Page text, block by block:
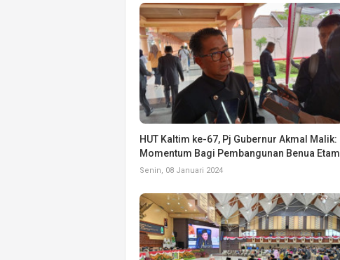
HUT Kaltim ke-67, Pj Gubernur Akmal Malik:
Momentum Bagi Pembangunan Benua Etam
Senin, 08 Januari 2024